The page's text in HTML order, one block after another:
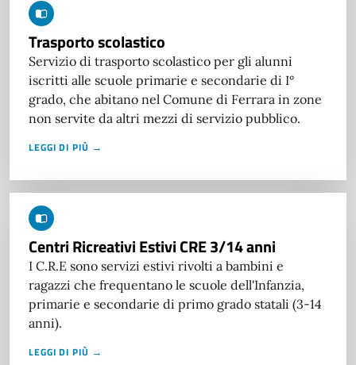
Trasporto scolastico
Servizio di trasporto scolastico per gli alunni
iscritti alle scuole primarie e secondarie di I°
grado, che abitano nel Comune di Ferrara in zone
non servite da altri mezzi di servizio pubblico.
LEGGI DI PIÙ →
Centri Ricreativi Estivi CRE 3/14 anni
I C.R.E sono servizi estivi rivolti a bambini e
ragazzi che frequentano le scuole dell'Infanzia,
primarie e secondarie di primo grado statali (3-14
anni).
LEGGI DI PIÙ →